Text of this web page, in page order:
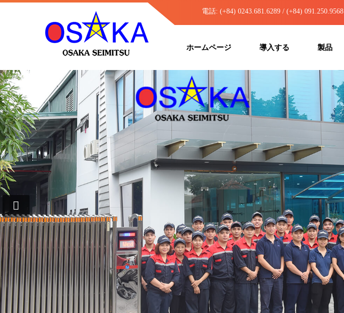
電話: (+84) 0243.681.6289 / (+84) 091.250.9568
ホームページ 導入する 製品